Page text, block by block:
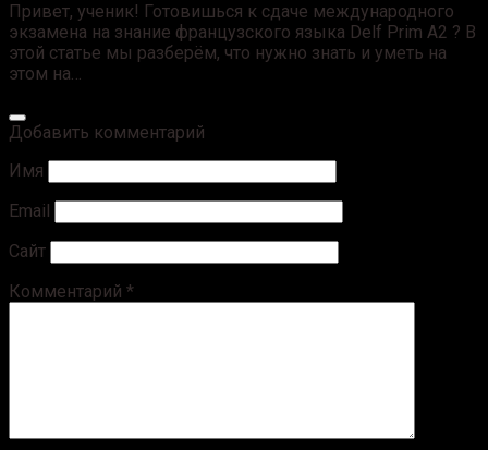
Привет, ученик! Готовишься к сдаче международного
экзамена на знание французского языка Delf Prim А2 ? В
этой статье мы разберём, что нужно знать и уметь на
этом на…
Добавить комментарий
Имя
Email
Сайт
Комментарий *